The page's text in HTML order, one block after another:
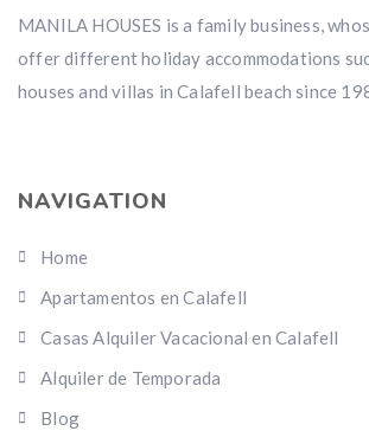
MANILA HOUSES is a family business,
offer different holiday accommodations
houses and villas in Calafell beach since
NAVIGATION
Home
Apartamentos en Calafell
Casas Alquiler Vacacional en Calafell
Alquiler de Temporada
Blog